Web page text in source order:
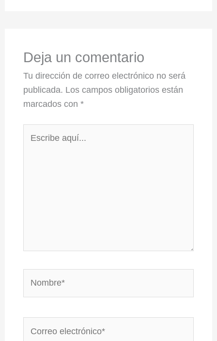
Deja un comentario
Tu dirección de correo electrónico no será
publicada. Los campos obligatorios están
marcados con*